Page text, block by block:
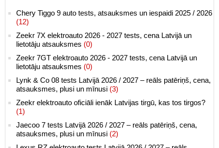
Chery Tiggo 9 auto tests, atsauksmes un iespaidi 2025 / 2026
(12)
Zeekr 7X elektroauto 2026 - 2027 tests, cena Latvijā un
lietotāju atsauksmes (0)
Zeekr 7GT elektroauto 2026 - 2027 tests, cena Latvijā un
lietotāju atsauksmes (0)
Lynk & Co 08 tests Latvijā 2026 / 2027 – reāls patēriņš, cena,
atsauksmes, plusi un mīnusi (3)
Zeekr elektroauto oficiāli ienāk Latvijas tirgū, kas tos tirgos?
(1)
Jaecoo 7 tests Latvijā 2026 / 2027 – reāls patēriņš, cena,
atsauksmes, plusi un mīnusi (2)